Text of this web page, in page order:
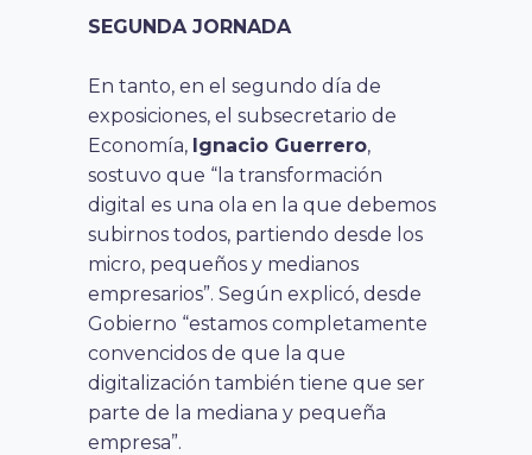
SEGUNDA JORNADA
En tanto, en el segundo día de
exposiciones, el subsecretario de
Economía, Ignacio Guerrero,
sostuvo que “la transformación
digital es una ola en la que debemos
subirnos todos, partiendo desde los
micro, pequeños y medianos
empresarios”. Según explicó, desde
Gobierno “estamos completamente
convencidos de que la que
digitalización también tiene que ser
parte de la mediana y pequeña
empresa”.